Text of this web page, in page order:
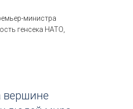
министра
генсека НАТО,
вершине